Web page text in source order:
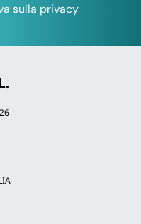
sulla privacy